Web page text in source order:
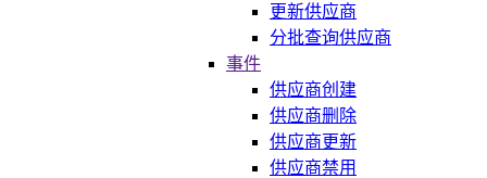
更新供应商
分批查询供应商
事件
供应商创建
供应商删除
供应商更新
供应商禁用